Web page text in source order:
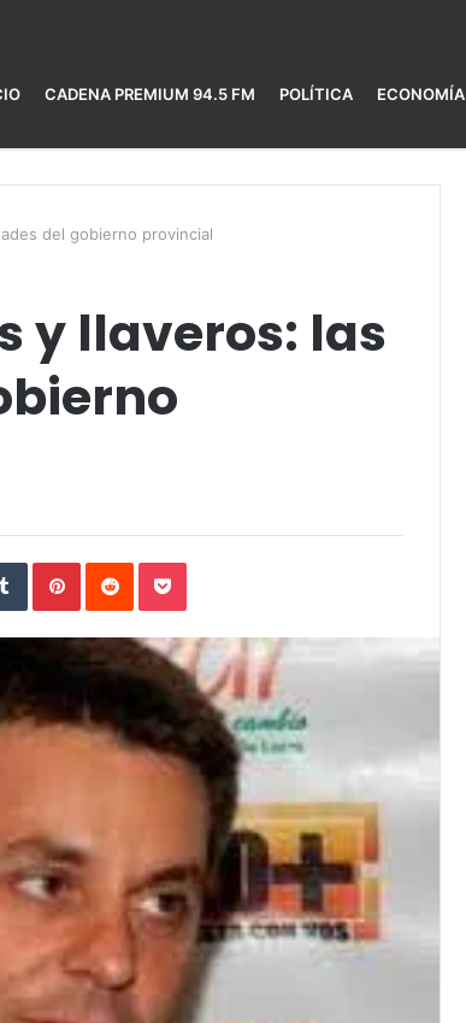
CADENA PREMIUM 94.5 FM POLÍTICA ECONOMÍA
del gobierno provincial
y llaveros: las
TumblrPinterestReddit Pocket